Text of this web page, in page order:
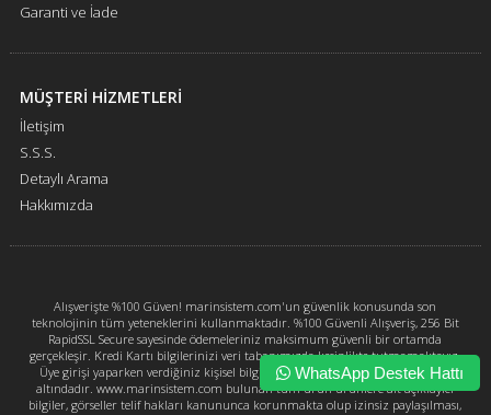
Garanti ve İade
MÜŞTERİ HİZMETLERİ
İletişim
S.S.S.
Detaylı Arama
Hakkımızda
Alışverişte %100 Güven! marinsistem.com'un güvenlik konusunda son
teknolojinin tüm yeteneklerini kullanmaktadır. %100 Güvenli Alışveriş, 256 Bit
RapidSSL Secure sayesinde ödemeleriniz maksimum güvenli bir ortamda
gerçekleşir. Kredi Kartı bilgilerinizi veri tabanımızda kesinlikte tutmamaktayız.
Üye girişi yaparken verdiğiniz kişisel bilgileriniz marinsistem.com güvencesi
altındadır. www.marinsistem.com bulunan tüm ürün ürünlere ait açıklayıcı
bilgiler, görseller telif hakları kanununca korunmakta olup izinsiz paylaşılması,
WhatsApp Destek Hattı